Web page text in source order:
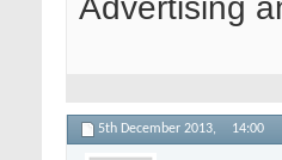
5th December 2013, 14:00